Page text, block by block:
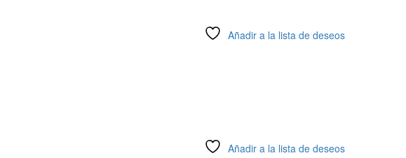
Añadir a la lista de deseos
Añadir a la lista de deseos